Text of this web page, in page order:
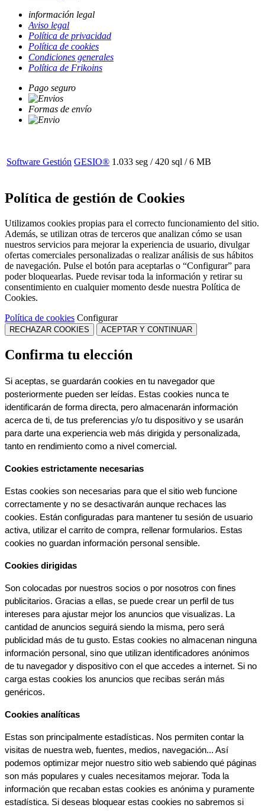
información legal
Aviso legal
Política de privacidad
Política de cookies
Condiciones generales
Política de Frikoins
Pago seguro
Formas de envío
Software Gestión GESIO® 1.033 seg /420 sql / 6 MB
Política de gestión de Cookies
Utilizamos cookies propias para el correcto funcionamiento del sitio.
Además, se utilizan otras de terceros que analizan cómo se usan
nuestros servicios para mejorar la experiencia de usuario, divulgar
ofertas comerciales personalizadas o realizar análisis de sus hábitos
de navegación. Pulse el botón para aceptarlas o “Configurar” para
poder bloquearlas. Puede revisar toda la información y retirar su
consentimiento en cualquier momento desde nuestra Política de
Cookies.
Política de cookies Configurar
RECHAZAR COOKIES ACEPTAR Y CONTINUAR
Confirma tu elección
Si aceptas, se guardarán cookies en tu navegador que
posteriormente pueden ser leídas. Estas cookies nunca te
identificarán de forma directa, pero almacenarán información
acerca de ti, de tus preferencias y/o tu dispositivo y se usarán
para darte una experiencia web más dirigida y personalizada,
tanto en rendimiento como a nivel comercial.
Cookies estrictamente necesarias
Estas cookies son necesarias para que el sitio web funcione
correctamente y no se desactivarán aunque rechaces las
cookies. Están configuradas para mantener tu sesión de usuario
activa, utilizar el carrito de compra, rellenar formularios. Estas
cookies no guardan información personal sensible.
Cookies dirigidas
Son colocadas por nuestros socios o por nosotros con fines
publicitarios. Gracias a ellas, se puede crear un perfil de tus
intereses para ajustar mejor los anuncios que visualizas. La
cantidad de anuncios seguirá siendo la misma, pero será
publicidad más de tu gusto. Estas cookies no almacenan ninguna
información personal, sino que utilizan identificadores anónimos
de tu navegador y dispositivo con el que accedes a internet. Si no
carga estas cookies los anuncios que recibas serán más
genéricos.
Cookies analíticas
Estas son principalmente estadísticas. Nos permiten contar la
visitas de nuestra web, fuentes, medios, navegación... Así
podemos optimizar mejor nuestro sitio web sabiendo qué páginas
son más populares y cuales necesitamos mejorar. Toda la
información que recaban estas cookies es anónima y puramente
estadística. Si deseas bloquear estas cookies no sabremos si